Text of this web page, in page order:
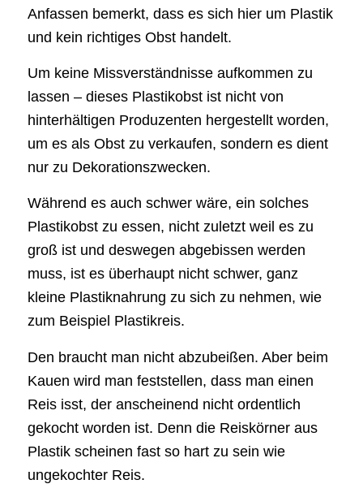
Anfassen bemerkt, dass es sich hier um Plastik
und kein richtiges Obst handelt.
Um keine Missverständnisse aufkommen zu
lassen – dieses Plastikobst ist nicht von
hinterhältigen Produzenten hergestellt worden,
um es als Obst zu verkaufen, sondern es dient
nur zu Dekorationszwecken.
Während es auch schwer wäre, ein solches
Plastikobst zu essen, nicht zuletzt weil es zu
groß ist und deswegen abgebissen werden
muss, ist es überhaupt nicht schwer, ganz
kleine Plastiknahrung zu sich zu nehmen, wie
zum Beispiel Plastikreis.
Den braucht man nicht abzubeißen. Aber beim
Kauen wird man feststellen, dass man einen
Reis isst, der anscheinend nicht ordentlich
gekocht worden ist. Denn die Reiskörner aus
Plastik scheinen fast so hart zu sein wie
ungekochter Reis.